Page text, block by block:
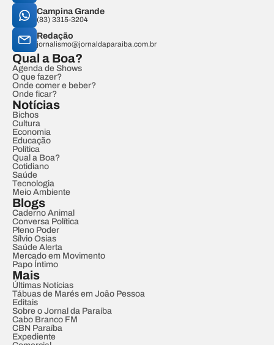
Campina Grande
(83) 3315-3204
Redação
jornalismo@jornaldaparaiba.com.br
Qual a Boa?
Agenda de Shows
O que fazer?
Onde comer e beber?
Onde ficar?
Notícias
Bichos
Cultura
Economia
Educação
Política
Qual a Boa?
Cotidiano
Saúde
Tecnologia
Meio Ambiente
Blogs
Caderno Animal
Conversa Política
Pleno Poder
Sílvio Osias
Saúde Alerta
Mercado em Movimento
Papo Íntimo
Mais
Últimas Notícias
Tábuas de Marés em João Pessoa
Editais
Sobre o Jornal da Paraíba
Cabo Branco FM
CBN Paraíba
Expediente